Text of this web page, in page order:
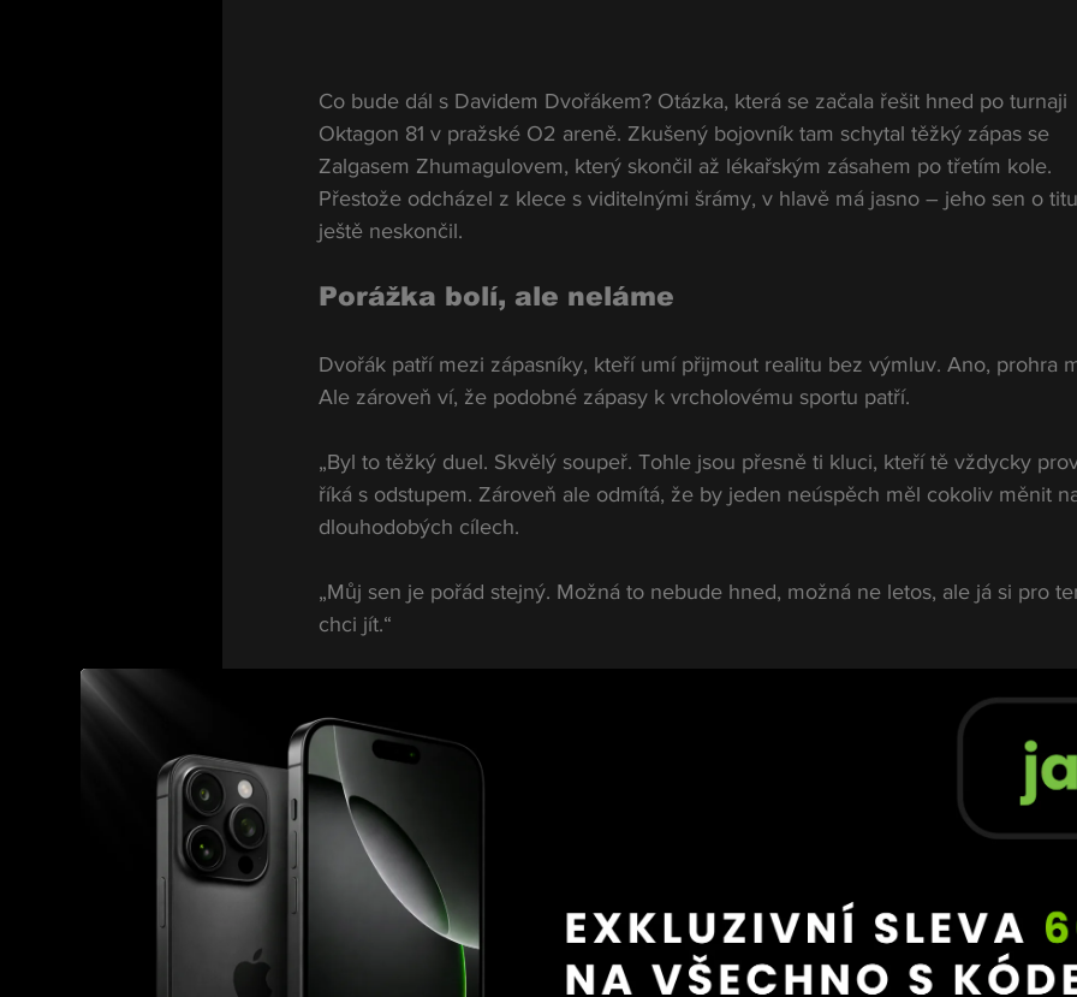
Co bude dál s Davidem Dvořákem? Otázka, která se začala řešit hned po turnaji
Oktagon 81 v pražské O2 areně. Zkušený bojovník tam schytal těžký zápas se
Zalgasem Zhumagulovem, který skončil až lékařským zásahem po třetím kole.
Přestože odcházel z klece s viditelnými šrámy, v hlavě má jasno – jeho sen o
ještě neskončil.
Porážka bolí, ale neláme
Dvořák patří mezi zápasníky, kteří umí přijmout realitu bez výmluv. Ano, prohra
Ale zároveň ví, že podobné zápasy k vrcholovému sportu patří.
„Byl to těžký duel. Skvělý soupeř. Tohle jsou přesně ti kluci, kteří tě vždycky
říká s odstupem. Zároveň ale odmítá, že by jeden neúspěch měl cokoliv měnit
dlouhodobých cílech.
„Můj sen je pořád stejný. Možná to nebude hned, možná ne letos, ale já si pro
chci jít.“
Po náročném roce, během něhož absolvoval čtyři zápasy a čtyři weight cuty, si
dopřát pauzu. Leden a únor věnuje rodině, odpočinku a pracovním povinnostem
mimo klec. Až na konci zimy se plánuje znovu naplno ponořit do tréninku.
„Chci si v klidu srovnat, co bylo špatně, co můžu zlepšit a s čím se do další fáze
kariéry posunu,“ nastínil.
Kdy znovu do klece?